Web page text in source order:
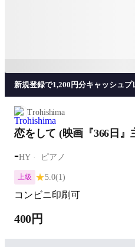
新規登録で1,200円分キャッシュプ
Trohishima
恋をして (映画『366日』
-HY ピアノ
上級 ★5.0(1)
コンビニ印刷可
400円